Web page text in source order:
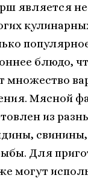
является
блюдо,
множество
Мясной
из
Для
могут